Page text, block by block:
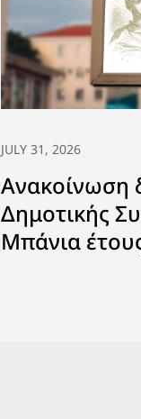
JULY 31, 2026
Ανακοίνωση
Δημοτικής
Μπάνια